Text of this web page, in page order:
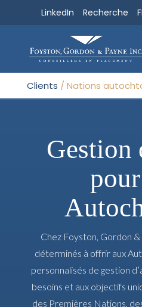
LinkedIn Recherche
Clients / Nations
Gestion
Chez Foyston, Gordon
déterminés à offrir aux
personnalisés de gestion
besoins et aux objectifs
des Premières Nations,